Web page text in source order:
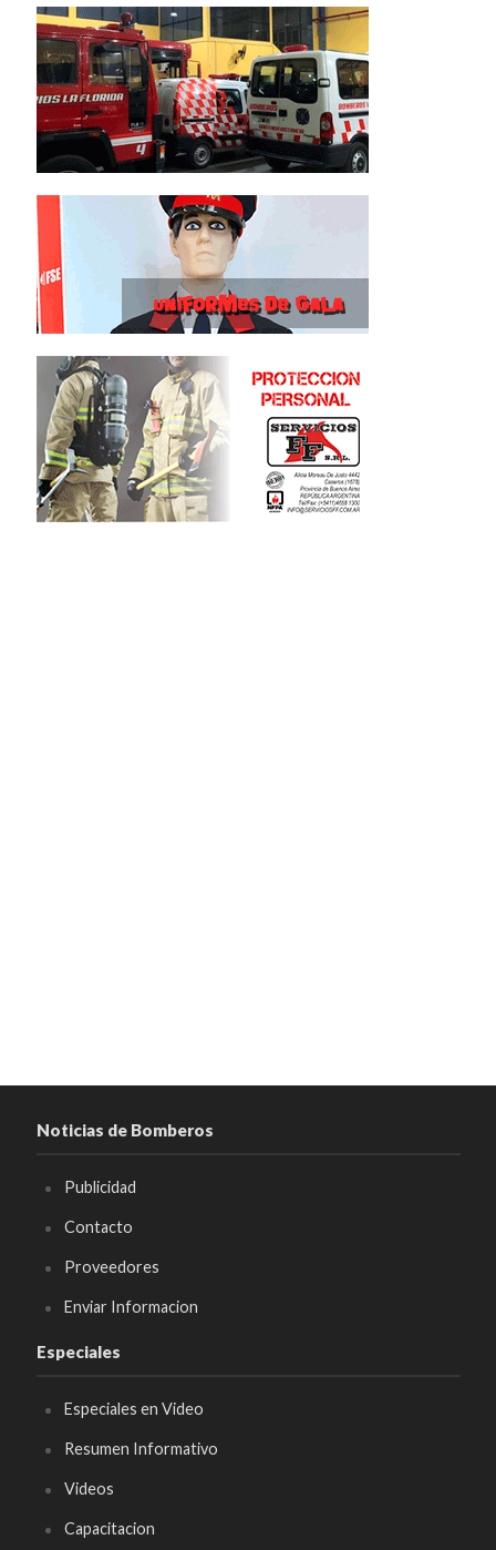
Noticias de Bomberos
Publicidad
Contacto
Proveedores
Enviar Informacion
Especiales
Especiales en Video
Resumen Informativo
Videos
Capacitacion